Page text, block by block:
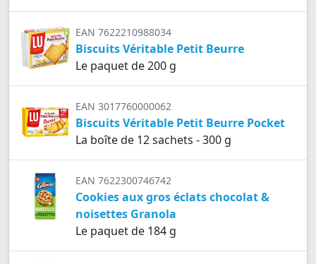
EAN 7622210988034
Biscuits Véritable Petit Beurre
Le paquet de 200 g
EAN 3017760000062
Biscuits Véritable Petit Beurre Pocket
La boîte de 12 sachets - 300 g
EAN 7622300746742
Cookies aux gros éclats chocolat &
noisettes Granola
Le paquet de 184 g